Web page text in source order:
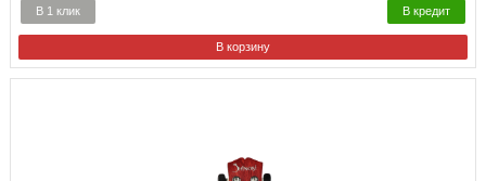
В 1 клик В кредит